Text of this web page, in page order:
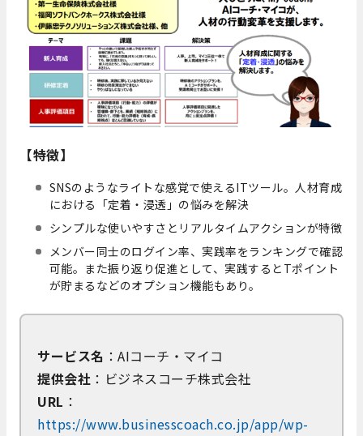
【特徴】
SNSのようなライトな感覚で使えるITツール。人材育成
における「定着・浸透」の悩みを解決
シンプルな使いやすさとリアルタイムアクションが特徴
メンバー同士のログイン率、実践率をランキングで確認
可能。また振り返り促進として、実践するとTポイント
が貯まるなどのオプション機能もあり。
サービス名 ：AIコーチ・マイコ
提供会社 ：ビジネスコーチ株式会社
URL ：
https://www.businesscoach.co.jp/app/wp-